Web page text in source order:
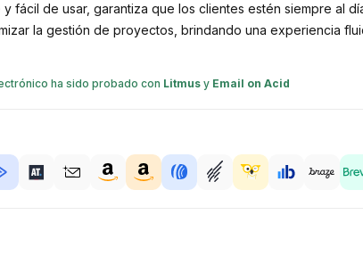
fácil de usar, garantiza que los clientes estén siempre al
la gestión de proyectos, brindando una experiencia
ha sido probado con Litmus y Email on Acid